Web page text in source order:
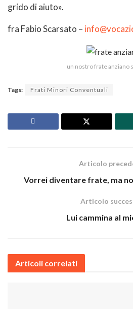
grido di aiuto».
fra Fabio Scarsato –
un nostro frate anziano
Tags: Frati Minori Conventuali
Articolo
Vorrei diventare frate, ma
Articolo
Lui cammina al
Articoli correlati